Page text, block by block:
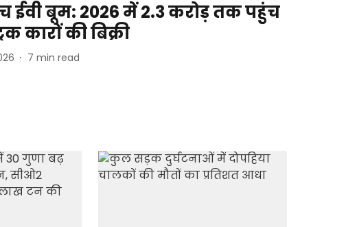
बूम: 2026 में 2.3 करोड़ तक पहुंच
कारों की बिक्री
7 min read